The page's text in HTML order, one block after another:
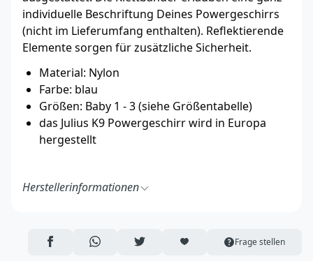
individuelle Beschriftung Deines Powergeschirrs
(nicht im Lieferumfang enthalten). Reflektierende
Elemente sorgen für zusätzliche Sicherheit.
Material: Nylon
Farbe: blau
Größen: Baby 1 - 3 (siehe Größentabelle)
das Julius K9 Powergeschirr wird in Europa
hergestellt
Herstellerinformationen
Ipar u. 10-12 10-12
https://julius-k9.com/de/
AUF FACEBOOK TEILEN
ÜBER WHATSAPP TEILEN
AUF TWITTER TEILENARTIKEL AUF DIE MERKLISTE
Frage stellen